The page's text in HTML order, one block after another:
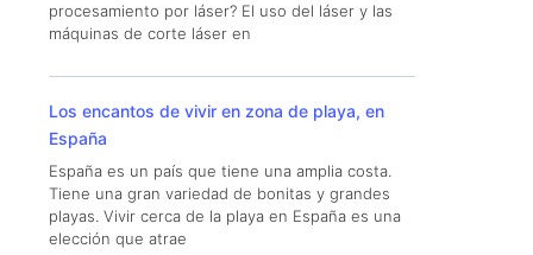
procesamiento por láser? El uso del láser y las
máquinas de corte láser en
Los encantos de vivir en zona de playa, en
España
España es un país que tiene una amplia costa.
Tiene una gran variedad de bonitas y grandes
playas. Vivir cerca de la playa en España es una
elección que atrae